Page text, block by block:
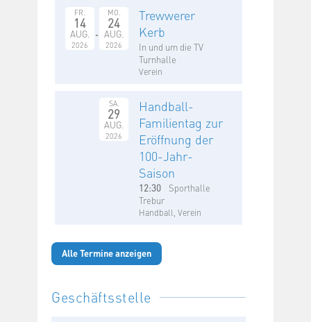
FR.
14
AUG.
2026
MO.
24
AUG.
2026
Trewwerer
Kerb
In und um die TV
Turnhalle
Verein
SA.
29
AUG.
2026
Handball-
Familientag zur
Eröffnung der
100-Jahr-
Saison
12:30
Sporthalle
Trebur
Handball, Verein
Alle Termine anzeigen
Geschäftsstelle